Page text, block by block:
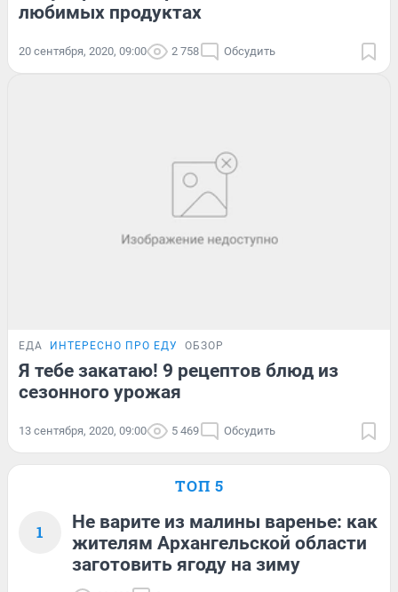
любимых продуктах
20 сентября, 2020, 09:00 2 758 Обсудить
ЕДА ИНТЕРЕСНО ПРО ЕДУ ОБЗОР
Я тебе закатаю! 9 рецептов блюд из
сезонного урожая
13 сентября, 2020, 09:00 5 469 Обсудить
ТОП 5
1
Не варите из малины варенье: как
жителям Архангельской области
заготовить ягоду на зиму